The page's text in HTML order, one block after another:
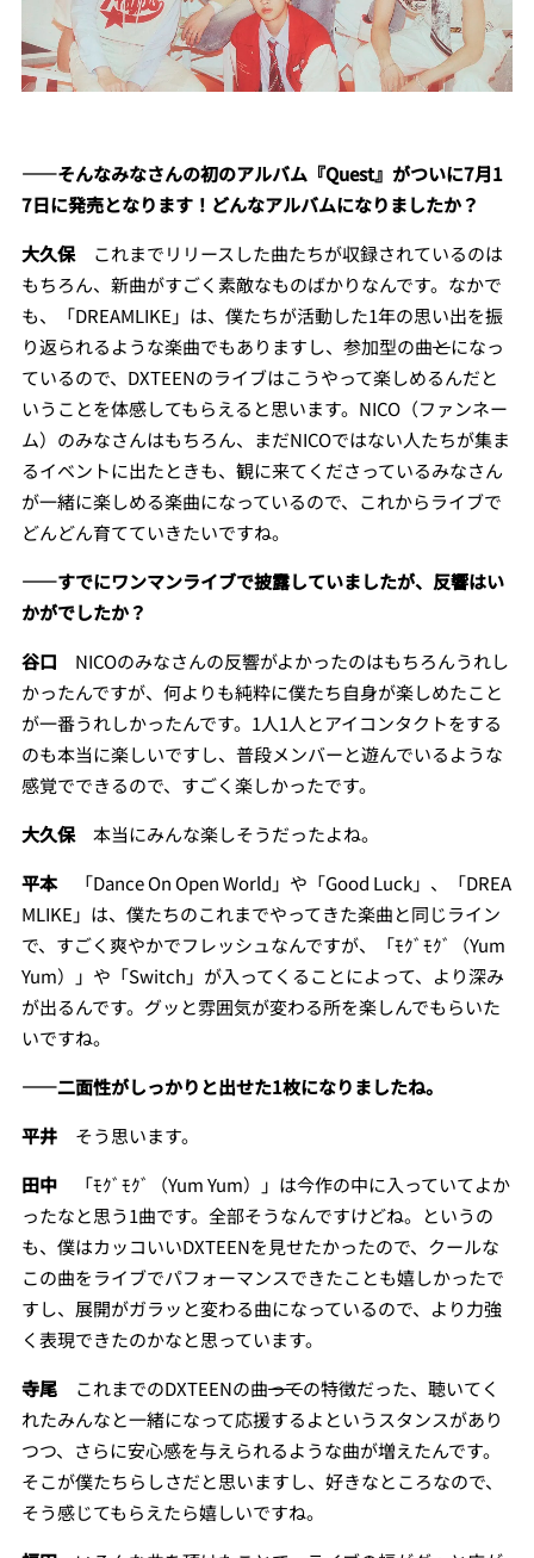
――そんなみなさんの初のアルバム『Quest』がついに7月1
7日に発売となります！どんなアルバムになりましたか？
大久保これまでリリースした曲たちが収録されているのは
もちろん、新曲がすごく素敵なものばかりなんです。なかで
も、「DREAMLIKE」は、僕たちが活動した1年の思い出を振
り返られるような楽曲でもありますし、参加型の曲とになっ
ているので、DXTEENのライブはこうやって楽しめるんだと
いうことを体感してもらえると思います。NICO（ファンネー
ム）のみなさんはもちろん、まだNICOではない人たちが集ま
るイベントに出たときも、観に来てくださっているみなさん
が一緒に楽しめる楽曲になっているので、これからライブで
どんどん育てていきたいですね。
――すでにワンマンライブで披露していましたが、反響はい
かがでしたか？
谷口 NICOのみなさんの反響がよかったのはもちろんうれし
かったんですが、何よりも純粋に僕たち自身が楽しめたこと
が一番うれしかったんです。1人1人とアイコンタクトをする
のも本当に楽しいですし、普段メンバーと遊んでいるような
感覚でできるので、すごく楽しかったです。
大久保本当にみんな楽しそうだったよね。
平本「Dance On Open World」や「Good Luck」、「DREA
MLIKE」は、僕たちのこれまでやってきた楽曲と同じライン
で、すごく爽やかでフレッシュなんですが、「ﾓｸﾞﾓｸﾞ（Yum
Yum）」や「Switch」が入ってくることによって、より深み
が出るんです。グッと雰囲気が変わる所を楽しんでもらいた
いですね。
――二面性がしっかりと出せた1枚になりましたね。
平井そう思います。
田中「ﾓｸﾞﾓｸﾞ（Yum Yum）」は今作の中に入っていてよか
ったなと思う1曲です。全部そうなんですけどね。というの
も、僕はカッコいいDXTEENを見せたかったので、クールな
この曲をライブでパフォーマンスできたことも嬉しかったで
すし、展開がガラッと変わる曲になっているので、より力強
く表現できたのかなと思っています。
寺尾これまでのDXTEENの曲っての特徴だった、聴いてく
れたみんなと一緒になって応援するよというスタンスがあり
つつ、さらに安心感を与えられるような曲が増えたんです。
そこが僕たちらしさだと思いますし、好きなところなので、
そう感じてもらえたら嬉しいですね。